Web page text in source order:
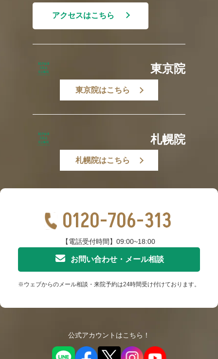
アクセスはこちら
東京院
東京院はこちら
札幌院
札幌院はこちら
0120-706-313
【電話受付時間】09:00~18:00
お問い合わせ・メール相談
※ウェブからのメール相談・来院予約は24時間受け付けております。
公式アカウントはこちら！